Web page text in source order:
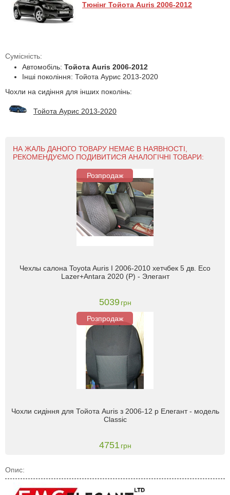
Тюнінг Тойота Auris 2006-2012
Сумісність:
Автомобіль: Тойота Auris 2006-2012
Інші покоління: Тойота Аурис 2013-2020
Чохли на сидіння для інших поколінь:
Тойота Аурис 2013-2020
НА ЖАЛЬ ДАНОГО ТОВАРУ НЕМАЄ В НАЯВНОСТІ,
РЕКОМЕНДУЄМО ПОДИВИТИСЯ АНАЛОГІЧНІ ТОВАРИ:
Розпродаж
Чехлы салона Toyota Auris I 2006-2010 хетчбек 5 дв. Eco
Lazer+Antara 2020 (P) - Элегант
5039 грн
Розпродаж
Чохли сидіння для Тойота Auris з 2006-12 р Елегант - модель
Classic
4751 грн
Опис: